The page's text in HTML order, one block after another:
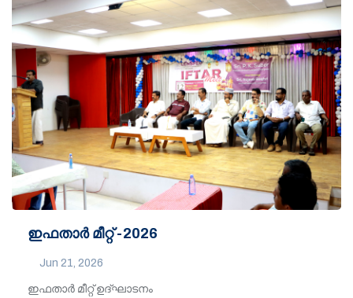
ഇഫതാർ മീറ്റ് -2026
Jun 21, 2026
ഇഫതാർ മീറ്റ് ഉദ്ഘാടനം